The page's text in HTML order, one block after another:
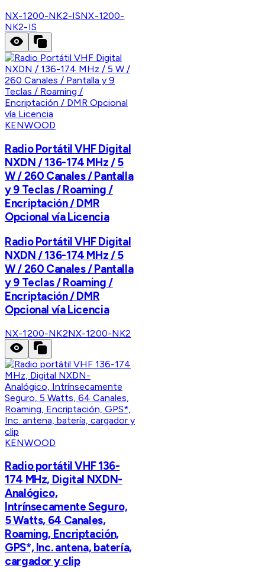
NX-1200-NK2-ISNX-1200-
NK2-IS
KENWOOD
Radio Portátil VHF Digital
NXDN / 136-174 MHz / 5
W / 260 Canales / Pantalla
y 9 Teclas / Roaming /
Encriptación / DMR
Opcional vía Licencia
Radio Portátil VHF Digital
NXDN / 136-174 MHz / 5
W / 260 Canales / Pantalla
y 9 Teclas / Roaming /
Encriptación / DMR
Opcional vía Licencia
NX-1200-NK2NX-1200-NK2
KENWOOD
Radio portátil VHF 136-
174 MHz, Digital NXDN-
Analógico,
Intrínsecamente Seguro,
5 Watts, 64 Canales,
Roaming, Encriptación,
GPS*, Inc. antena, batería,
cargador y clip